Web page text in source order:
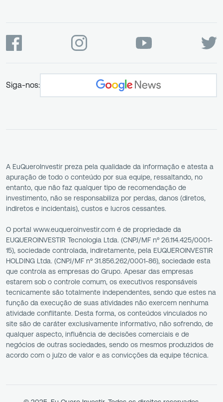
Siga-nos:
A EuQueroInvestir preza pela qualidade da informação e atesta a
apuração de todo o conteúdo por sua equipe, ressaltando, no
entanto, que não faz qualquer tipo de recomendação de
investimento, não se responsabiliza por perdas, danos (diretos,
indiretos e incidentais), custos e lucros cessantes.
O portal www.euqueroinvestir.com é de propriedade da
EUQUEROINVESTIR Tecnologia Ltda. (CNPJ/MF nº 26.114.425/0001-
15), sociedade controlada, indiretamente, pela EUQUEROINVESTIR
HOLDING Ltda. (CNPJ/MF nº 31.856.262/0001-86), sociedade esta
que controla as empresas do Grupo. Apesar das empresas
estarem sob o controle comum, os executivos responsáveis
tecnicamente são totalmente independentes, sendo que estes na
função da execução de suas atividades não exercem nenhuma
atividade conflitante. Desta forma, os conteúdos vinculados no
site são de caráter exclusivamente informativo, não sofrendo, de
qualquer aspecto, influência de decisões comerciais e de
negócios de outras sociedades, sendo os mesmos produzidos de
acordo com o juízo de valor e as convicções da equipe técnica.